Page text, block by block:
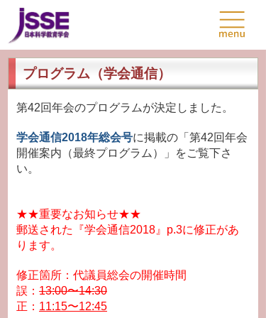
プログラム（学会通信）
第42回年会のプログラムが決定しました。
学会通信2018年総会号に掲載の「第42回年会
開催案内（最終プログラム）」をご覧下さ
い。
★★重要なお知らせ★★
郵送された『学会通信2018』p.3に修正があ
ります。
修正箇所：代議員総会の開催時間
誤： 13:00〜14:30
正： 11:15〜12:45